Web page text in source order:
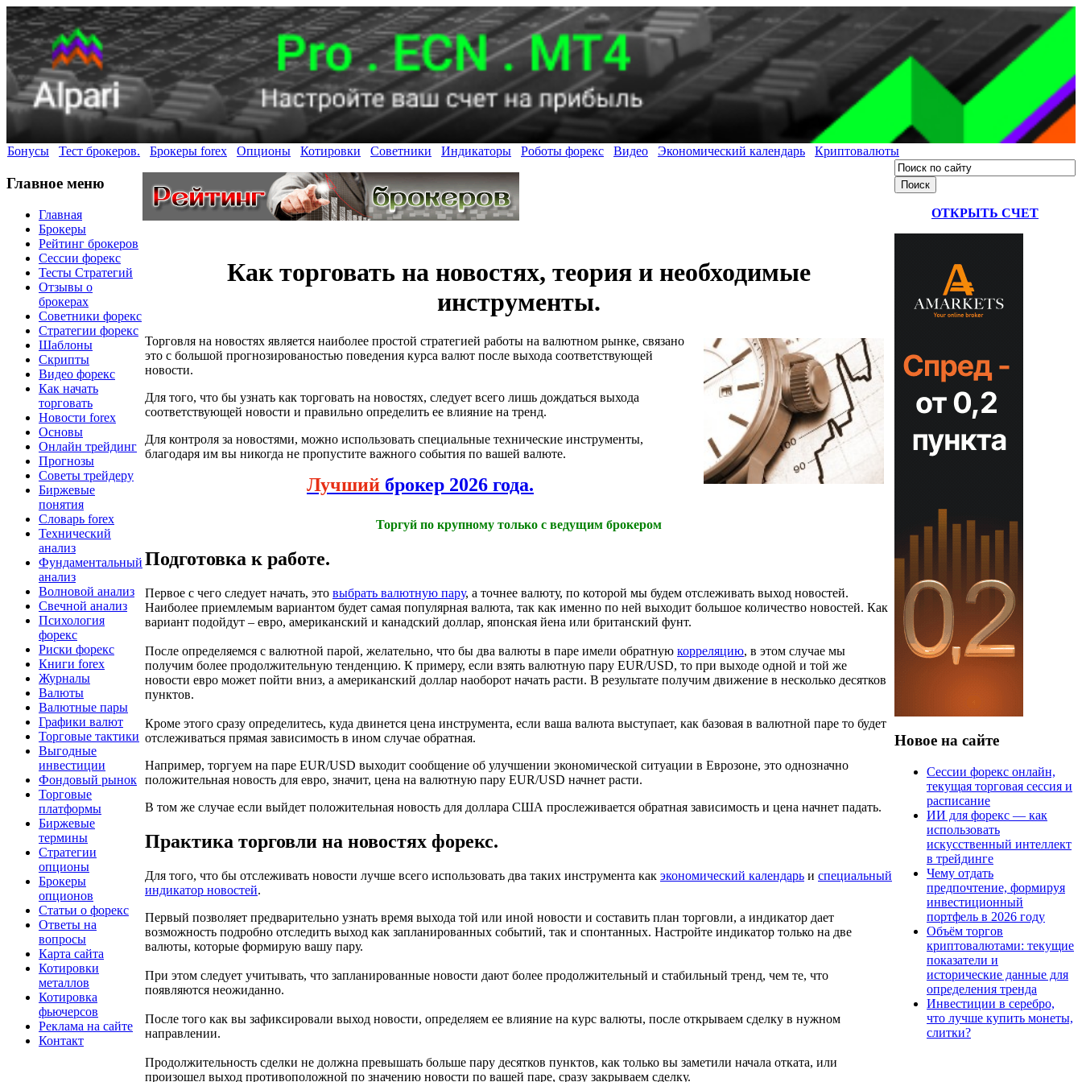
Бонусы Тест брокеров. Брокеры forex Опционы Котировки Советники Индикаторы Роботы форекс Видео Экономический календарь Криптовалюты
Главное меню
Главная
Брокеры
Рейтинг брокеров
Сессии форекс
Тесты Стратегий
Отзывы о
брокерах
Советники форекс
Стратегии форекс
Шаблоны
Скрипты
Видео форекс
Как начать
торговать
Новости forex
Основы
Онлайн трейдинг
Прогнозы
Советы трейдеру
Биржевые
понятия
Словарь forex
Технический
анализ
Фундаментальный
анализ
Волновой анализ
Свечной анализ
Психология
форекс
Риски форекс
Книги forex
Журналы
Валюты
Валютные пары
Графики валют
Торговые тактики
Выгодные
инвестиции
Фондовый рынок
Торговые
платформы
Биржевые
термины
Стратегии
опционы
Брокеры
опционов
Статьи о форекс
Ответы на
вопросы
Карта сайта
Котировки
металлов
Котировка
фьючерсов
Реклама на сайте
Контакт
Как торговать на новостях, теория и необходимые
инструменты.
Торговля на новостях является наиболее простой стратегией работы на валютном рынке, связано
это с большой прогнозированостью поведения курса валют после выхода соответствующей
новости.
Для того, что бы узнать как торговать на новостях, следует всего лишь дождаться выхода
соответствующей новости и правильно определить ее влияние на тренд.
Для контроля за новостями, можно использовать специальные технические инструменты,
благодаря им вы никогда не пропустите важного события по вашей валюте.
Лучший брокер 2026 года.
Торгуй по крупному только с ведущим брокером
Подготовка к работе.
Первое с чего следует начать, это выбрать валютную пару, а точнее валюту, по которой мы будем отслеживать выход новостей.
Наиболее приемлемым вариантом будет самая популярная валюта, так как именно по ней выходит большое количество новостей. Как
вариант подойдут – евро, американский и канадский доллар, японская йена или британский фунт.
После определяемся с валютной парой, желательно, что бы два валюты в паре имели обратную корреляцию, в этом случае мы
получим более продолжительную тенденцию. К примеру, если взять валютную пару EUR/USD, то при выходе одной и той же
новости евро может пойти вниз, а американский доллар наоборот начать расти. В результате получим движение в несколько десятков
пунктов.
Кроме этого сразу определитесь, куда двинется цена инструмента, если ваша валюта выступает, как базовая в валютной паре то будет
отслеживаться прямая зависимость в ином случае обратная.
Например, торгуем на паре EUR/USD выходит сообщение об улучшении экономической ситуации в Еврозоне, это однозначно
положительная новость для евро, значит, цена на валютную пару EUR/USD начнет расти.
В том же случае если выйдет положительная новость для доллара США прослеживается обратная зависимость и цена начнет падать.
Практика торговли на новостях форекс.
Для того, что бы отслеживать новости лучше всего использовать два таких инструмента как экономический календарь и специальный
индикатор новостей.
Первый позволяет предварительно узнать время выхода той или иной новости и составить план торговли, а индикатор дает
возможность подробно отследить выход как запланированных событий, так и спонтанных. Настройте индикатор только на две
валюты, которые формирую вашу пару.
При этом следует учитывать, что запланированные новости дают более продолжительный и стабильный тренд, чем те, что
появляются неожиданно.
После того как вы зафиксировали выход новости, определяем ее влияние на курс валюты, после открываем сделку в нужном
направлении.
Продолжительность сделки не должна превышать больше пару десятков пунктов, как только вы заметили начала отката, или
произошел выход противоположной по значению новости по вашей паре, сразу закрываем сделку.
ОТКРЫТЬ СЧЕТ
Новое на сайте
Сессии форекс онлайн,
текущая торговая сессия и
расписание
ИИ для форекс — как
использовать
искусственный интеллект
в трейдинге
Чему отдать
предпочтение, формируя
инвестиционный
портфель в 2026 году
Объём торгов
криптовалютами: текущие
показатели и
исторические данные для
определения тренда
Инвестиции в серебро,
что лучше купить монеты,
слитки?